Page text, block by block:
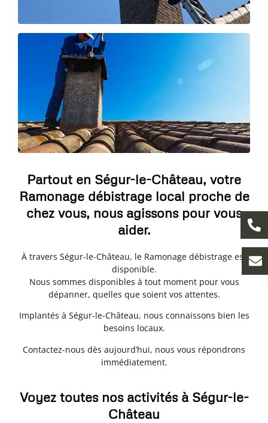
Partout en Ségur-le-Château, votre
Ramonage débistrage local proche de
chez vous, nous agissons pour vous
aider.
À travers Ségur-le-Château, le Ramonage débistrage est
disponible.
Nous sommes disponibles à tout moment pour vous
dépanner, quelles que soient vos attentes.
Implantés à Ségur-le-Château, nous connaissons bien les
besoins locaux.
Contactez-nous dès aujourd’hui, nous vous répondrons
immédiatement.
Voyez toutes nos activités à Ségur-le-
Château